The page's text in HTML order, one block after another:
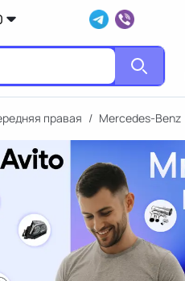
правая / Mercedes-Benz